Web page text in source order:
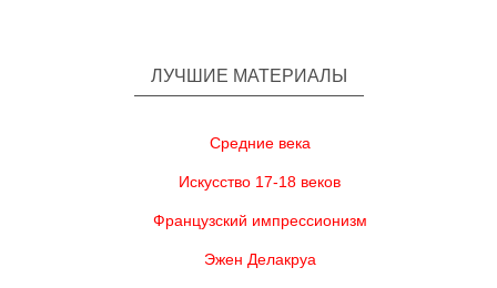
ЛУЧШИЕ МАТЕРИАЛЫ
Средние века
Искусство 17-18 веков
Французский импрессионизм
Эжен Делакруа